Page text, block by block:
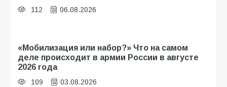
112 06.08.2026
«Мобилизация или набор?» Что на самом
деле происходит в армии России в августе
2026 года
109 03.08.2026